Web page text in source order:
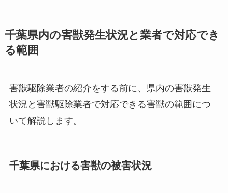
千葉県内の害獣発生状況と業者で対応でき
る範囲
害獣駆除業者の紹介をする前に、県内の害獣発生
状況と害獣駆除業者で対応できる害獣の範囲につ
いて解説します。
千葉県における害獣の被害状況